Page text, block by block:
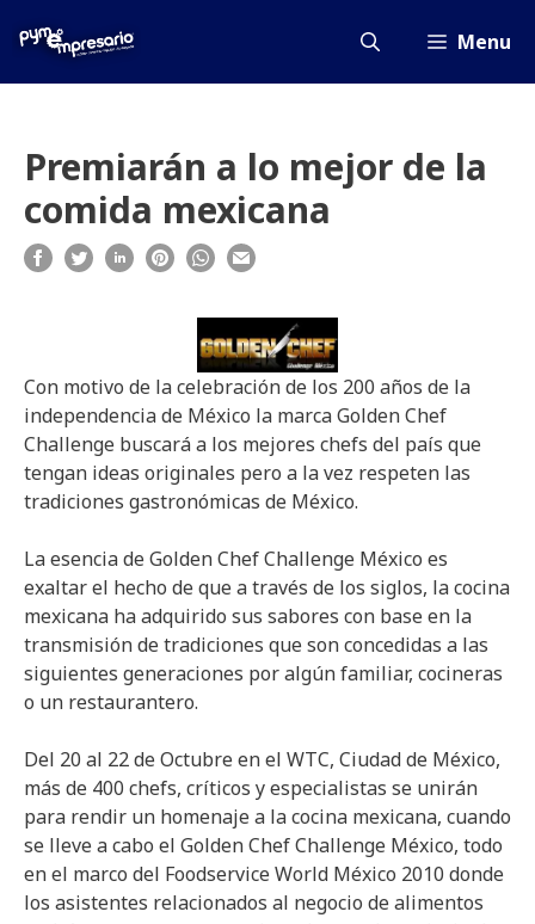
Menu
Premiarán a lo mejor de la
comida mexicana
Con motivo de la celebración de los 200 años de la
independencia de México la marca Golden Chef
Challenge buscará a los mejores chefs del país que
tengan ideas originales pero a la vez respeten las
tradiciones gastronómicas de México.
La esencia de Golden Chef Challenge México es
exaltar el hecho de que a través de los siglos, la cocina
mexicana ha adquirido sus sabores con base en la
transmisión de tradiciones que son concedidas a las
siguientes generaciones por algún familiar, cocineras
o un restaurantero.
Del 20 al 22 de Octubre en el WTC, Ciudad de México,
más de 400 chefs, críticos y especialistas se unirán
para rendir un homenaje a la cocina mexicana, cuando
se lleve a cabo el Golden Chef Challenge México, todo
en el marco del Foodservice World México 2010 donde
los asistentes relacionados al negocio de alimentos